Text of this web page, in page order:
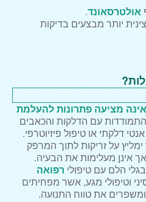
אולטרסאונד.
יותר מבצעים בדיקות
אינה מציעה פתרונות להעלמת
עם הדלקות והכאבים
דלקתי או טיפול פיזיוטרפי.
על זריקות לתוך המרפק
מעלימות את הבעיה.
הלם עם טיפולי רפואה
וטיפולי מגע, אשר מפחיתים
את טווח התנועה.